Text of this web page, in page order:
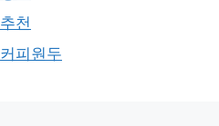
추천
커피원두